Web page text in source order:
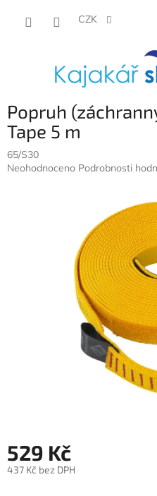
CZK
Popruh
Tape 5 m
65/S30
Průměrné
Neohodnoceno Podrobnosti
529 Kč
437 Kč bez DPH